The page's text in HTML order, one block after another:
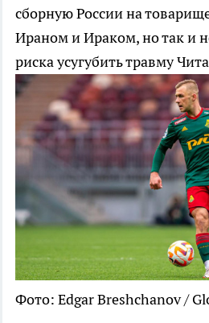
сборную России на
Ираном и Ираком, но так и
риска усугубить травму
Фото: Edgar Breshchanov /